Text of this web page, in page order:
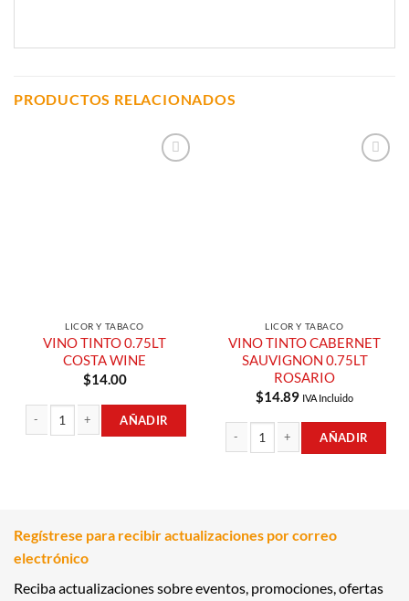
PRODUCTOS RELACIONADOS
LICOR Y TABACO
VINO TINTO 0.75LT
COSTA WINE
$14.00
AÑADIR
LICOR Y TABACO
VINO TINTO CABERNET
SAUVIGNON 0.75LT
ROSARIO
$14.89 IVA Incluido
AÑADIR
Regístrese para recibir actualizaciones por correo
electrónico
Reciba actualizaciones sobre eventos, promociones, ofertas